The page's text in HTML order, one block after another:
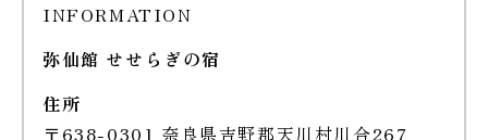
INFORMATION
弥仙館 せせらぎの宿
住所
〒638-0301 奈良県吉野郡天川村川合267